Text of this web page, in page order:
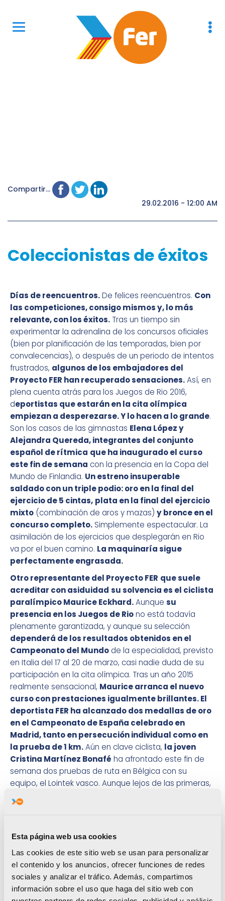
Esta página web usa cookies
Las cookies de este sitio web se usan para personalizar
el contenido y los anuncios, ofrecer funciones de redes
sociales y analizar el tráfico. Además, compartimos
información sobre el uso que haga del sitio web con
Compartir...
29.02.2016 - 12:00 AM
Coleccionistas de éxitos
Días de reencuentros.De felices reencuentros. Con
las competiciones, consigo mismos y, lo más
relevante, con los éxitos. Tras un tiempo sin
experimentar la adrenalina de los concursos oficiales
(bien por planificación de las temporadas, bien por
convalecencias), o después de un periodo de intentos
frustrados, algunos de los embajadores del
Proyecto FER han recuperado sensaciones.Así, en
plena cuenta atrás para los Juegos de Rio 2016,
deportistas que estarán en la cita olímpica
empiezan a desperezarse. Y lo hacen a lo grande.
Son los casos de las gimnastas Elena López y
Alejandra Quereda, integrantes del conjunto
español de rítmica que ha inaugurado el curso
este fin de semana con la presencia en la Copa del
Mundo de Finlandia. Un estreno insuperable
saldado con un triple podio: oro en la final del
ejercicio de 5 cintas, plata en la final del ejercicio
mixto (combinación de aros y mazas) y bronce en el
concurso completo. Simplemente espectacular. La
asimilación de los ejercicios que desplegarán en Rio
va por el buen camino. La maquinaría sigue
perfectamente engrasada.
Otro representante del Proyecto FER que suele
acreditar con asiduidad su solvencia es el ciclista
paralímpico Maurice Eckhard.Aunque su
presencia en los Juegos de Riono está todavía
plenamente garantizada, y aunque su selección
dependerá de los resultados obtenidos en el
Campeonato del Mundo de la especialidad, previsto
en Italia del 17 al 20 de marzo, casi nadie duda de su
participación en la cita olímpica. Tras un año 2015
realmente sensacional, Maurice arranca el nuevo
curso con prestaciones igualmente brillantes. El
deportista FER ha alcanzado dos medallas de oro
en el Campeonato de España celebrado en
Madrid, tanto en persecución individual como en
la prueba de 1 km.Aún en clave ciclista, la joven
Cristina Martínez Bonafé ha afrontado este fin de
semana dos pruebas de ruta en Bélgica con su
equipo, el Lointek vasco. Aunque lejos de las primeras,
consiguió terminar la carrera del sábado; por el
contrario, no finalizó la del domingo.
consigo mismo durante este fin de semana
Sorribes. Después de muchos meses de
decepciones y asaltos estériles,la castellonense
completaba una semana triunfal y se
proclamaba campeona del torneo ITF de Sao
Paulo.La tenista de la Vall d’Uixóno alcanzaba un